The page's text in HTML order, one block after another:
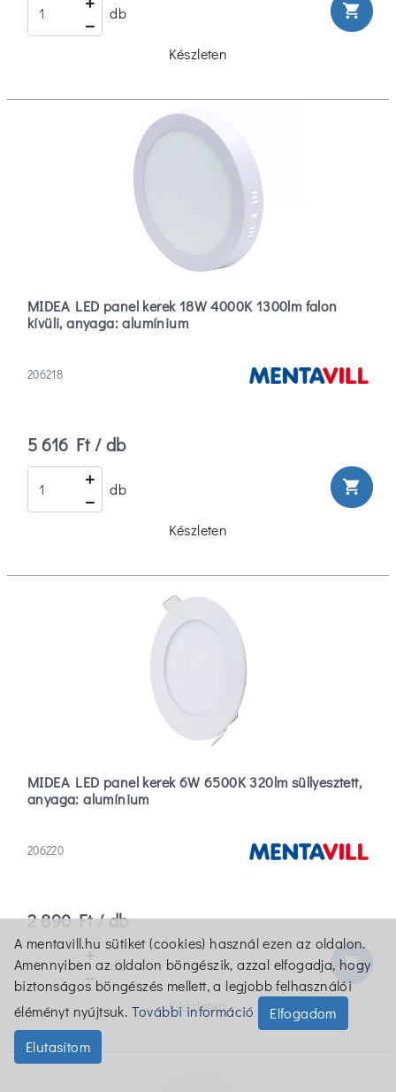
db shopping_cart
Készleten
MIDEA LED panel kerek 18W 4000K 1300lm falon
kívüli, anyaga: alumínium
206218
5 616 Ft / db
db shopping_cart
Készleten
MIDEA LED panel kerek 6W 6500K 320lm süllyesztett,
anyaga: alumínium
206220
2 890 Ft / db
db shopping_cart
Készleten
A mentavill.hu sütiket (cookies) használ ezen az oldalon.
Amennyiben az oldalon böngészik, azzal elfogadja, hogy
biztonságos böngészés mellett, a legjobb felhasználói
éléményt nyújtsuk. További információ
Elfogadom
Elutasítom